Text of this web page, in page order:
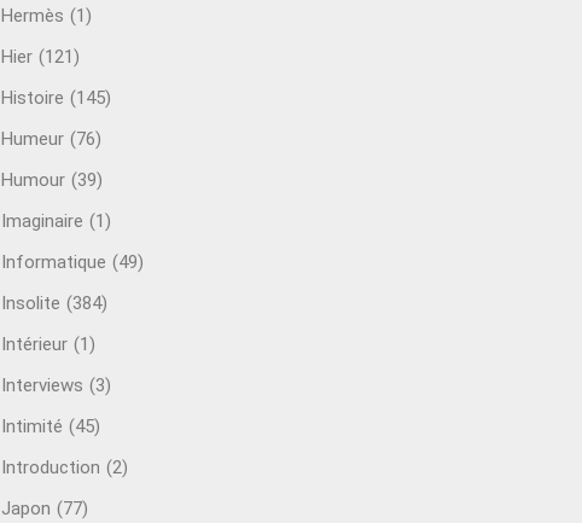
Hermès (1)
Hier (121)
Histoire (145)
Humeur (76)
Humour (39)
Imaginaire (1)
Informatique (49)
Insolite (384)
Intérieur (1)
Interviews (3)
Intimité (45)
Introduction (2)
Japon (77)